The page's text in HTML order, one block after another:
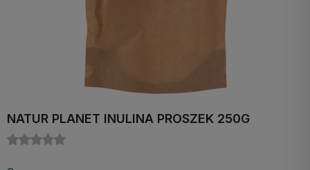
NATUR PLANET INULINA PROSZEK 250G